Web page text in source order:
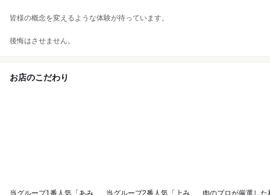
皆様の概念を変えるような体験が待っています。
後悔はさせません。
お店のこだわり
当グループ1番人気「あみ
当グループ2番人気「上み
肉のプロが厳選した